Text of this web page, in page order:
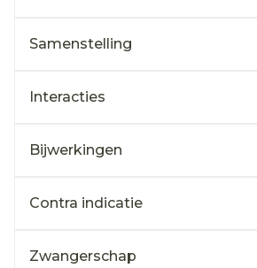
Samenstelling
Interacties
Bijwerkingen
Contra indicatie
Zwangerschap